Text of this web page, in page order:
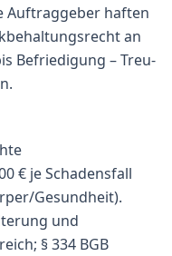
Auftraggeber haften
an
Befriedigung – Treu-
€ je Schadensfall
Gesundheit).
und
§ 334 BGB